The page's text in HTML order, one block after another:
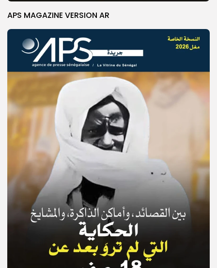
© Copyright 2025, APS
APS MAGAZINE VERSION AR